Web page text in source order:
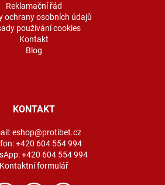
Reklamační řád
ochrany osobních údajů
používání cookies
Kontakt
Blog
KONTAKT
eshop@protibet.cz
+420 604 554 994
+420 604 554 994
Kontaktní formulář